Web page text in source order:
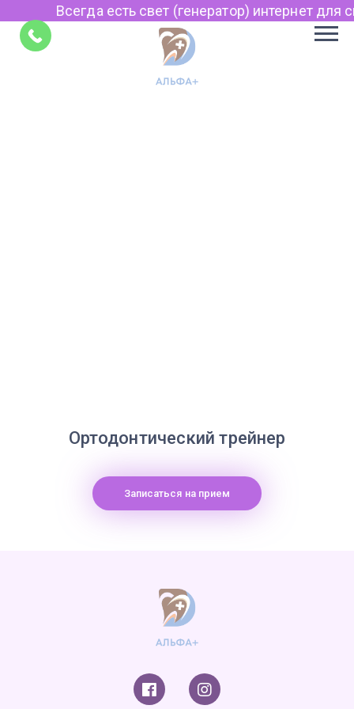
Всегда есть свет (генератор) интернет для
Ортодонтический трейнер
Записаться на прием